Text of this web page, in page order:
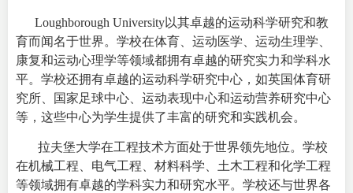
Loughborough University以其卓越的运动科学研究和教
育而闻名于世界。学校在体育、运动医学、运动生理学、
康复和运动心理学等领域都拥有卓越的研究实力和学科水
平。学校还拥有卓越的运动科学研究中心，如英国体育研
究所、国家足球中心、运动表现中心和运动营养研究中心
等，这些中心为学生提供了丰富的研究和实践机会。
拉夫堡大学在工程技术方面处于世界领先地位。学校
在机械工程、电气工程、材料科学、土木工程和化学工程
等领域拥有卓越的学科实力和研究水平。学校还与世界各